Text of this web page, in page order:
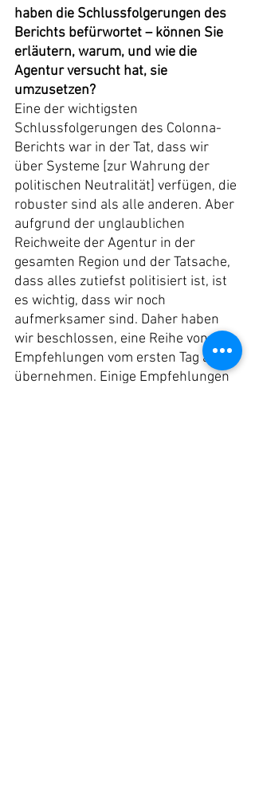
haben die Schlussfolgerungen des
Berichts befürwortet – können Sie
erläutern, warum, und wie die
Agentur versucht hat, sie
umzusetzen?
Eine der wichtigsten
Schlussfolgerungen des Colonna-
Berichts war in der Tat, dass wir
über Systeme [zur Wahrung der
politischen Neutralität] verfügen, die
robuster sind als alle anderen. Aber
aufgrund der unglaublichen
Reichweite der Agentur in der
gesamten Region und der Tatsache,
dass alles zutiefst politisiert ist, ist
es wichtig, dass wir noch
aufmerksamer sind. Daher haben
wir beschlossen, eine Reihe von
Empfehlungen vom ersten Tag an zu
übernehmen. Einige Empfehlungen